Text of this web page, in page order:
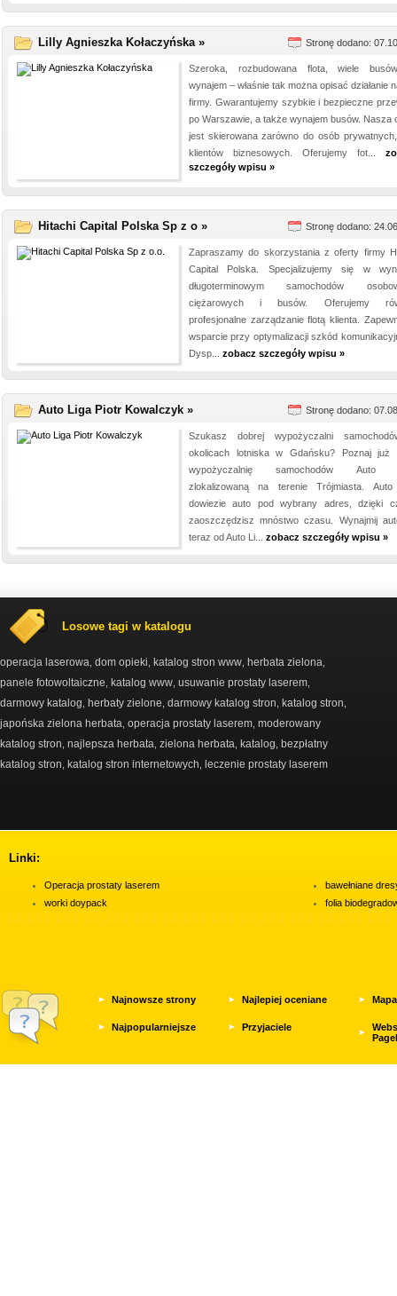
Lilly Agnieszka Kołaczyńska » Stronę dodano:
Szeroka, rozbudowana flota, wiele
wynajem – właśnie tak można opisać działanie
firmy. Gwarantujemy szybkie i bezpieczne
po Warszawie, a także wynajem busów. Nasza
jest skierowana zarówno do osób
klientów biznesowych. Oferujemy fot...
szczegóły wpisu »
Hitachi Capital Polska Sp z o » Stronę dodano:
Zapraszamy do skorzystania z oferty firmy
Capital Polska. Specjalizujemy się w
długoterminowym samochodów
ciężarowych i busów. Oferujemy
profesjonalne zarządzanie flotą klienta.
wsparcie przy optymalizacji szkód
Dysp... zobacz szczegóły wpisu »
Auto Liga Piotr Kowalczyk » Stronę dodano:
Szukasz dobrej wypożyczalni
okolicach lotniska w Gdańsku? Poznaj już
wypożyczalnię samochodów Auto
zlokalizowaną na terenie Trójmiasta. Auto
dowiezie auto pod wybrany adres, dzięki
zaoszczędzisz mnóstwo czasu. Wynajmij
teraz od Auto Li... zobacz szczegóły wpisu »
Losowe tagi w katalogu
operacja laserowa dom opieki katalog stron www herbata zielona
panele fotowoltaiczne katalog www usuwanie prostaty laserem
darmowy katalog herbaty zielone darmowy katalog stron katalog stron
japońska zielona herbata operacja prostaty laserem moderowany
katalog stron najlepsza herbata zielona herbata katalog bezpłatny
katalog stron
katalog stron internetowych leczenie prostaty laserem
Linki:
Operacja prostaty laserem
worki doypack
bawełniane
folia
Najnowsze strony Najlepiej oceniane
Najpopularniejsze Przyjaciele